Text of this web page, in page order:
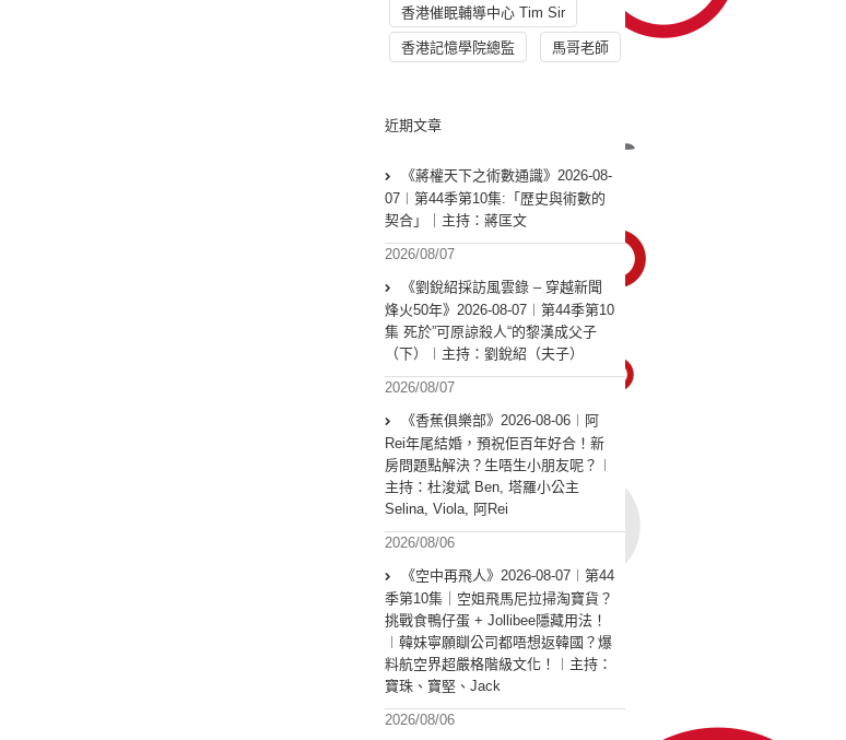
香港催眠輔導中心 Tim Sir
香港記憶學院總監 馬哥老師
近期文章
《蔣權天下之術數通識》2026-08-
07︱第44季第10集:「歴史與術數的
契合」｜主持：蔣匡文
2026/08/07
《劉銳紹採訪風雲錄 – 穿越新聞
烽火50年》2026-08-07︱第44季第10
集 死於”可原諒殺人“的黎漢成父子
（下）︱主持：劉銳紹（夫子）
2026/08/07
《香蕉俱樂部》2026-08-06︱阿
Rei年尾結婚，預祝佢百年好合！新
房問題點解決？生唔生小朋友呢？︱
主持：杜浚斌 Ben, 塔羅小公主
Selina, Viola, 阿Rei
2026/08/06
《空中再飛人》2026-08-07︱第44
季第10集｜空姐飛馬尼拉掃淘寶貨？
挑戰食鴨仔蛋 + Jollibee隱藏用法！
︱韓妹寧願瞓公司都唔想返韓國？爆
料航空界超嚴格階級文化！︱主持：
寶珠、寶堅、Jack
2026/08/06